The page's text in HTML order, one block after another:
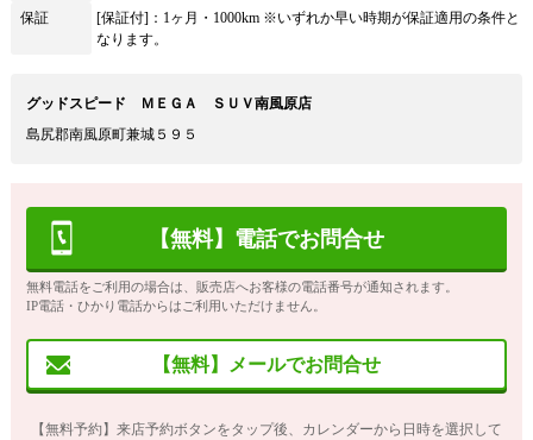
保証
[保証付]：1ヶ月・1000km ※いずれか早い時期が保証適用の条件と
なります。
グッドスピード ＭＥＧＡ ＳＵＶ南風原店
島尻郡南風原町兼城５９５
【無料】電話でお問合せ
無料電話をご利用の場合は、販売店へお客様の電話番号が通知されます。
IP電話・ひかり電話からはご利用いただけません。
【無料】メールでお問合せ
【無料予約】来店予約ボタンをタップ後、カレンダーから日時を選択して